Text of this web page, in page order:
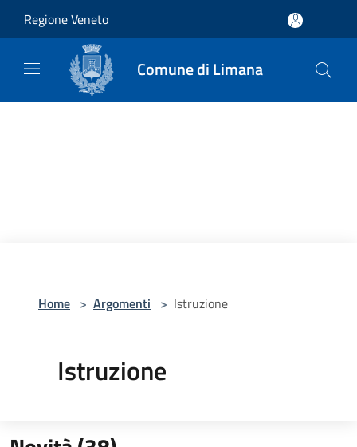
Regione Veneto
Comune di Limana
Home > Argomenti > Istruzione
Istruzione